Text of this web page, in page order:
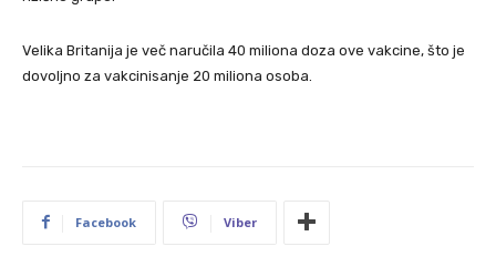
Velika Britanija je več naručila 40 miliona doza ove vakcine, što je
dovoljno za vakcinisanje 20 miliona osoba.
Facebook Viber